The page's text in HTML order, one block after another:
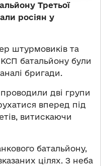
Третьої
росіян у
штурмовиків та
батальйону були
бригади.
дві групи
вперед під
витискаючи
батальйону,
цілях. З неба